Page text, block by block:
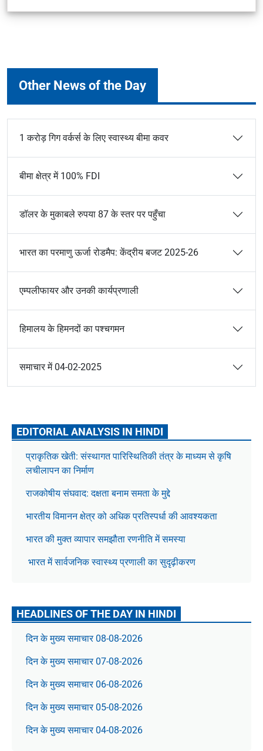
Other News of the Day
1 करोड़ गिग वर्कर्स के लिए स्वास्थ्य बीमा कवर
बीमा क्षेत्र में 100% FDI
डॉलर के मुकाबले रुपया 87 के स्तर पर पहुँचा
भारत का परमाणु ऊर्जा रोडमैप: केंद्रीय बजट 2025-26
एम्पलीफायर और उनकी कार्यप्रणाली
हिमालय के हिमनदों का पश्चगमन
समाचार में 04-02-2025
EDITORIAL ANALYSIS IN HINDI
प्राकृतिक खेती: संस्थागत पारिस्थितिकी तंत्र के माध्यम से कृषि
लचीलापन का निर्माण
राजकोषीय संघवाद: दक्षता बनाम समता के मुद्दे
भारतीय विमानन क्षेत्र को अधिक प्रतिस्पर्धा की आवश्यकता
भारत की मुक्त व्यापार समझौता रणनीति में समस्या
भारत में सार्वजनिक स्वास्थ्य प्रणाली का सुदृढ़ीकरण
HEADLINES OF THE DAY IN HINDI
दिन के मुख्य समाचार 08-08-2026
दिन के मुख्य समाचार 07-08-2026
दिन के मुख्य समाचार 06-08-2026
दिन के मुख्य समाचार 05-08-2026
दिन के मुख्य समाचार 04-08-2026